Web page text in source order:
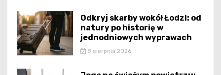
Odkryj skarby wokół Łodzi: od
natury po historię w
jednodniowych wyprawach
8 sierpnia 2026